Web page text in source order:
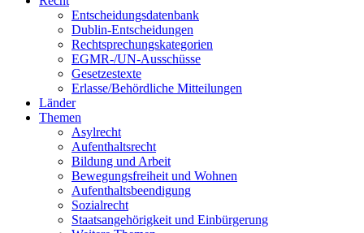
Entscheidungsdatenbank
Dublin-Entscheidungen
Rechtsprechungskategorien
EGMR-/UN-Ausschüsse
Gesetzestexte
Erlasse/Behördliche Mitteilungen
Länder
Themen
Asylrecht
Aufenthaltsrecht
Bildung und Arbeit
Bewegungsfreiheit und Wohnen
Aufenthaltsbeendigung
Sozialrecht
Staatsangehörigkeit und Einbürgerung